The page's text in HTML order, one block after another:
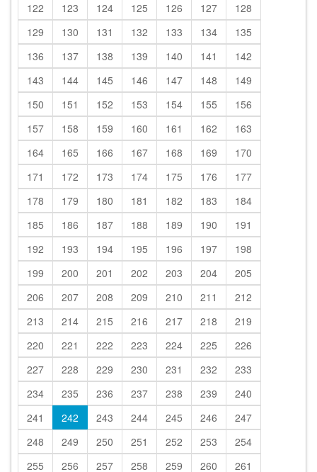
122
123 124 125 126 127
128
129
130 131 132 133 134
135
136
137 138 139 140 141
142
143
144 145 146 147 148
149
150
151 152 153 154 155
156
157
158 159 160 161 162
163
164
165 166 167 168 169
170
171
172 173 174 175 176
177
178
179 180 181 182 183
184
185
186 187 188 189 190
191
192
193 194 195 196 197
198
199
200 201 202 203 204
205
206
207 208 209 210 211
212
213
214 215 216 217 218
219
220
221 222 223 224 225
226
227
228 229 230 231 232
233
234
235 236 237 238 239
240
241
242 243 244 245 246
247
248
249 250 251 252 253
254
255
256 257 258 259 260
261